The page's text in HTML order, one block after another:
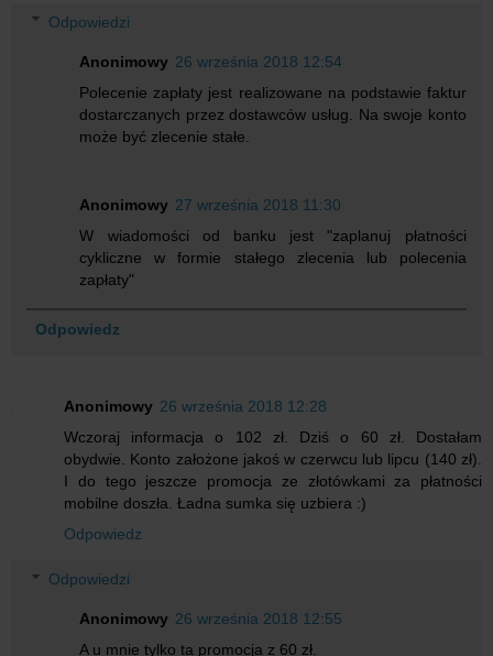
Odpowiedzi
Anonimowy 26 września 2018 12:54
Polecenie zapłaty jest realizowane na podstawie faktur
dostarczanych przez dostawców usług. Na swoje konto
może być zlecenie stałe.
Anonimowy 27 września 2018 11:30
W wiadomości od banku jest "zaplanuj płatności
cykliczne w formie stałego zlecenia lub polecenia
zapłaty"
Odpowiedz
Anonimowy 26 września 2018 12:28
Wczoraj informacja o 102 zł. Dziś o 60 zł. Dostałam
obydwie. Konto założone jakoś w czerwcu lub lipcu (140 zł).
I do tego jeszcze promocja ze złotówkami za płatności
mobilne doszła. Ładna sumka się uzbiera :)
Odpowiedz
Odpowiedzi
Anonimowy 26 września 2018 12:55
A u mnie tylko ta promocja z 60 zł.